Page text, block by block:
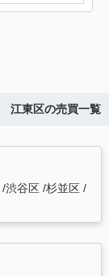
江東区の売買一覧
渋谷区 杉並区